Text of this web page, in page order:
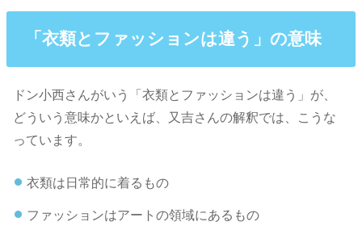
「衣類とファッションは違う」の意味
ドン小西さんがいう「衣類とファッションは違う」が、
どういう意味かといえば、又吉さんの解釈では、こうな
っています。
衣類は日常的に着るもの
ファッションはアートの領域にあるもの